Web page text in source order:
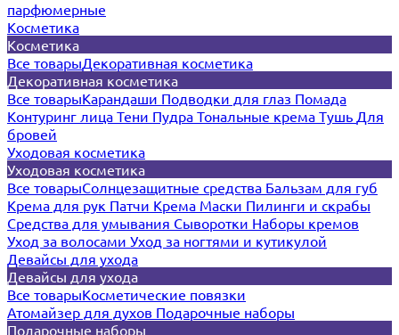
парфюмерные
Косметика
Косметика
Все товарыДекоративная косметика
Декоративная косметика
Все товарыКарандаши Подводки для глаз Помада
Контуринг лица Тени Пудра Тональные крема Тушь Для
бровей
Уходовая косметика
Уходовая косметика
Все товарыСолнцезащитные средства Бальзам для губ
Крема для рук Патчи Крема Маски Пилинги и скрабы
Средства для умывания Сыворотки Наборы кремов
Уход за волосами Уход за ногтями и кутикулой
Девайсы для ухода
Девайсы для ухода
Все товарыКосметические повязки
Атомайзер для духов Подарочные наборы
Подарочные наборы